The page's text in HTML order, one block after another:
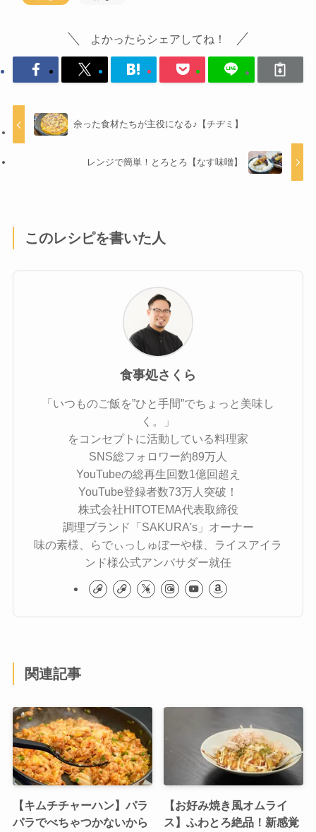
よかったらシェアしてね！
余った食材たちが主役になる♪【チヂミ】
レンジで簡単！とろとろ【なす味噌】
このレシピを書いた人
食事処さくら
「いつものご飯を”ひと手間”でちょっと美味し
く。」
をコンセプトに活動している料理家
SNS総フォロワー約89万人
YouTubeの総再生回数1億回超え
YouTube登録者数73万人突破！
株式会社HITOTEMA代表取締役
調理ブランド「SAKURA's」オーナー
味の素様、らでぃっしゅぼーや様、ライスアイラ
ンド様公式アンバサダー就任
関連記事
【キムチチャーハン】パラ
パラでべちゃつかないから
【お好み焼き風オムライ
ス】ふわとろ絶品！新感覚